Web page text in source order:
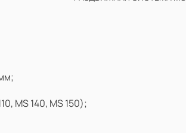
MS 140, MS 150);